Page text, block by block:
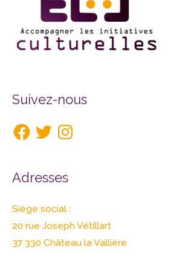
Suivez-nous
Facebook
Adresses
Siège social :
20 rue Joseph Vétillart
37 330 Château la Vallière